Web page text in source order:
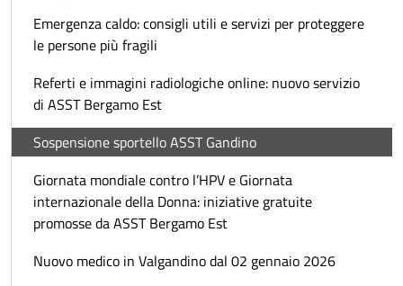
Emergenza caldo: consigli utili e servizi per proteggere
le persone più fragili
Referti e immagini radiologiche online: nuovo servizio
di ASST Bergamo Est
Sospensione sportello ASST Gandino
Giornata mondiale contro l’HPV e Giornata
internazionale della Donna: iniziative gratuite
promosse da ASST Bergamo Est
Nuovo medico in Valgandino dal 02 gennaio 2026